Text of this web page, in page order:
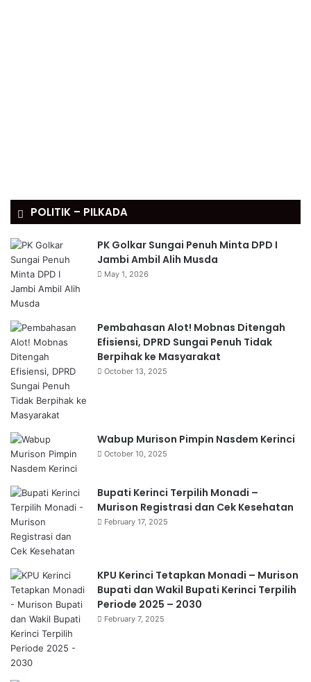
POLITIK – PILKADA
PK Golkar Sungai Penuh Minta DPD I
Jambi Ambil Alih Musda
May 1, 2026
Pembahasan Alot! Mobnas Ditengah
Efisiensi, DPRD Sungai Penuh Tidak
Berpihak ke Masyarakat
October 13, 2025
Wabup Murison Pimpin Nasdem Kerinci
October 10, 2025
Bupati Kerinci Terpilih Monadi –
Murison Registrasi dan Cek Kesehatan
February 17, 2025
KPU Kerinci Tetapkan Monadi – Murison
Bupati dan Wakil Bupati Kerinci Terpilih
Periode 2025 – 2030
February 7, 2025